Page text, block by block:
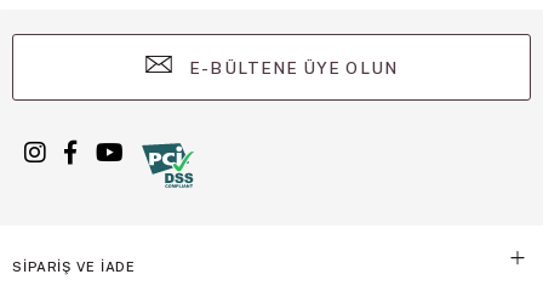
E-BÜLTENE ÜYE OLUN
SİPARİŞ VE İADE